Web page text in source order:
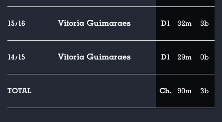
15/16 Vitoria Guimaraes D1 32m 3b
14/15 Vitoria Guimaraes D1 29m 0b
TOTAL Ch. 90m 3b